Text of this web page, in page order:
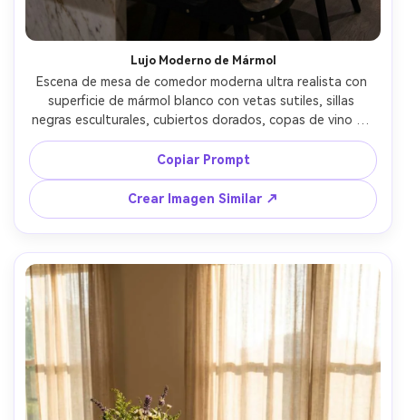
Lujo Moderno de Mármol
Escena de mesa de comedor moderna ultra realista con
superficie de mármol blanco con vetas sutiles, sillas
negras esculturales, cubiertos dorados, copas de vino de
cristal, centro de orquídeas bajo, ambiente de tarde con
reflejos cálidos de lámparas colgantes, tomada con
Canon R5 50mm f/1.8, poca profundidad de campo, estilo
revista de interiores de lujo, texturas detalladas --ar 4:5
Copiar Prompt
Crear Imagen Similar ↗